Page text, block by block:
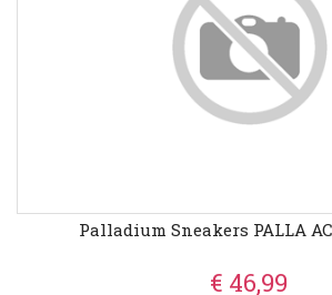
Palladium Sneakers PALLA
€ 46,99